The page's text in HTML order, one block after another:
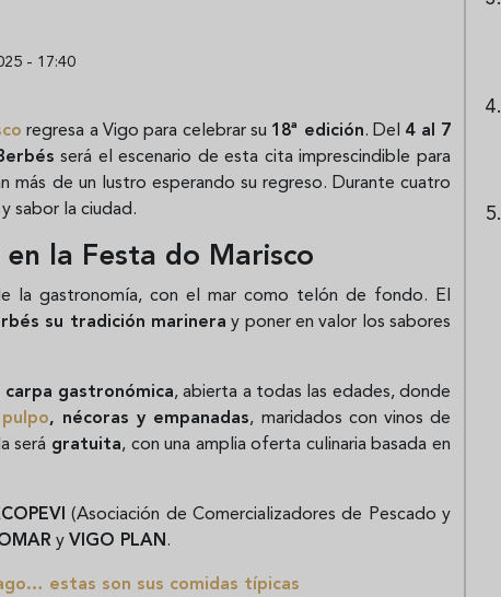
- 17:40
regresa a Vigo para celebrar su 18ª edición. Del 4 al 7
será el escenario de esta cita imprescindible para
más de un lustro esperando su regreso. Durante cuatro
sabor la ciudad.
la Festa do Marisco
la gastronomía, con el mar como telón de fondo. El
su tradición marinera y poner en valor los sabores
carpa gastronómica, abierta a todas las edades, donde
pulpo, nécoras y empanadas, maridados con vinos de
será gratuita, con una amplia oferta culinaria basada en
(Asociación de Comercializadores de Pescado y
y VIGO PLAN .
estas son sus comidas típicas